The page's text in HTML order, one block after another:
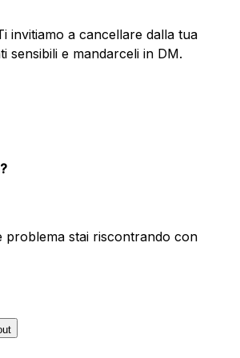
invitiamo a cancellare dalla tua
sensibili e mandarceli in DM.
problema stai riscontrando con